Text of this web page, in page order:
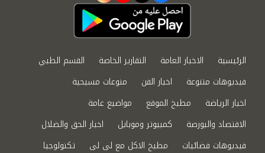
الرئيسية الاخبار العامة التقارير الخاصة
القسم الطبي
فيديوهات متنوعة
اخبار الفن
منوعات مسيحية
اخبار الرياضة
مطبخ الموقع
مواضيع عامة
الاقتصاد والبورصة
كمبيوتر وموبايل
اخبار الحق والضلال
فيديوهات فضائيات
مطبخ الاكل مع لى لى تكنولوجيا